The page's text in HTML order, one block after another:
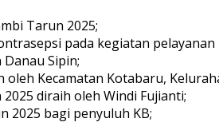
Tarun 2025;
pada kegiatan
Sipin;
Kecamatan Kotabaru,
diraih oleh Windi Fujianti;
2025 bagi penyuluh KB;